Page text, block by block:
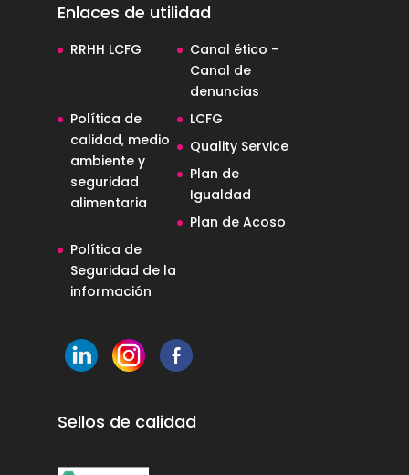
Enlaces de utilidad
RRHH LCFG
Canal ético –
Canal de
denuncias
Política de
calidad, medio
ambiente y
seguridad
alimentaria
LCFG
Quality Service
Plan de
Igualdad
Plan de Acoso
Política de
Seguridad de la
información
Sellos de calidad